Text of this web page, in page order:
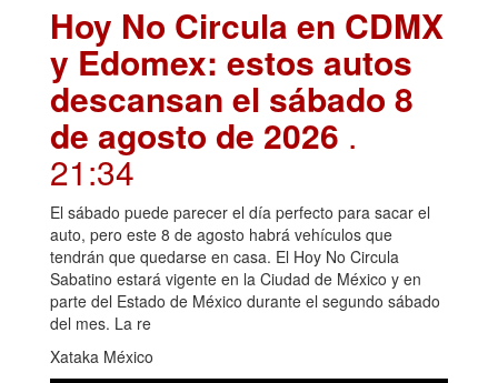
Hoy No Circula en CDMX
y Edomex: estos autos
descansan el sábado 8
de agosto de 2026 .
21:34
El sábado puede parecer el día perfecto para sacar el
auto, pero este 8 de agosto habrá vehículos que
tendrán que quedarse en casa. El Hoy No Circula
Sabatino estará vigente en la Ciudad de México y en
parte del Estado de México durante el segundo sábado
del mes. La re
Xataka México